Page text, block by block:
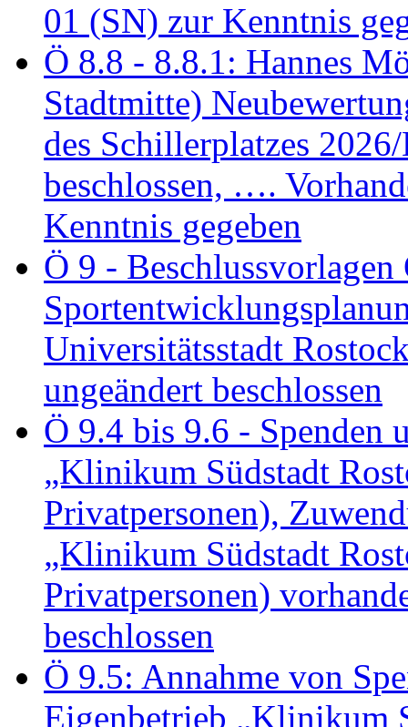
01 (SN) zur Kenntnis
Ö 8.8 - 8.8.1: Hannes
Stadtmitte)
des Schillerplatzes
beschlossen, ….
Kenntnis gegeben
Ö 9 - Beschlussvorlagen
Universitätsstadt
ungeändert beschlossen
Ö 9.4 bis 9.6 -
„Klinikum Südstadt
Privatpersonen),
„Klinikum Südstadt
Privatpersonen)
beschlossen
Ö 9.5: Annahme von
Eigenbetrieb „Klinikum